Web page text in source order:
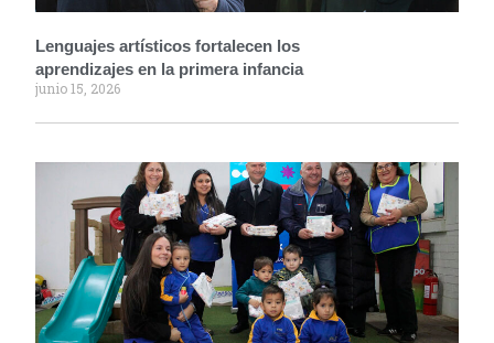
Lenguajes artísticos fortalecen los
aprendizajes en la primera infancia
junio 15, 2026